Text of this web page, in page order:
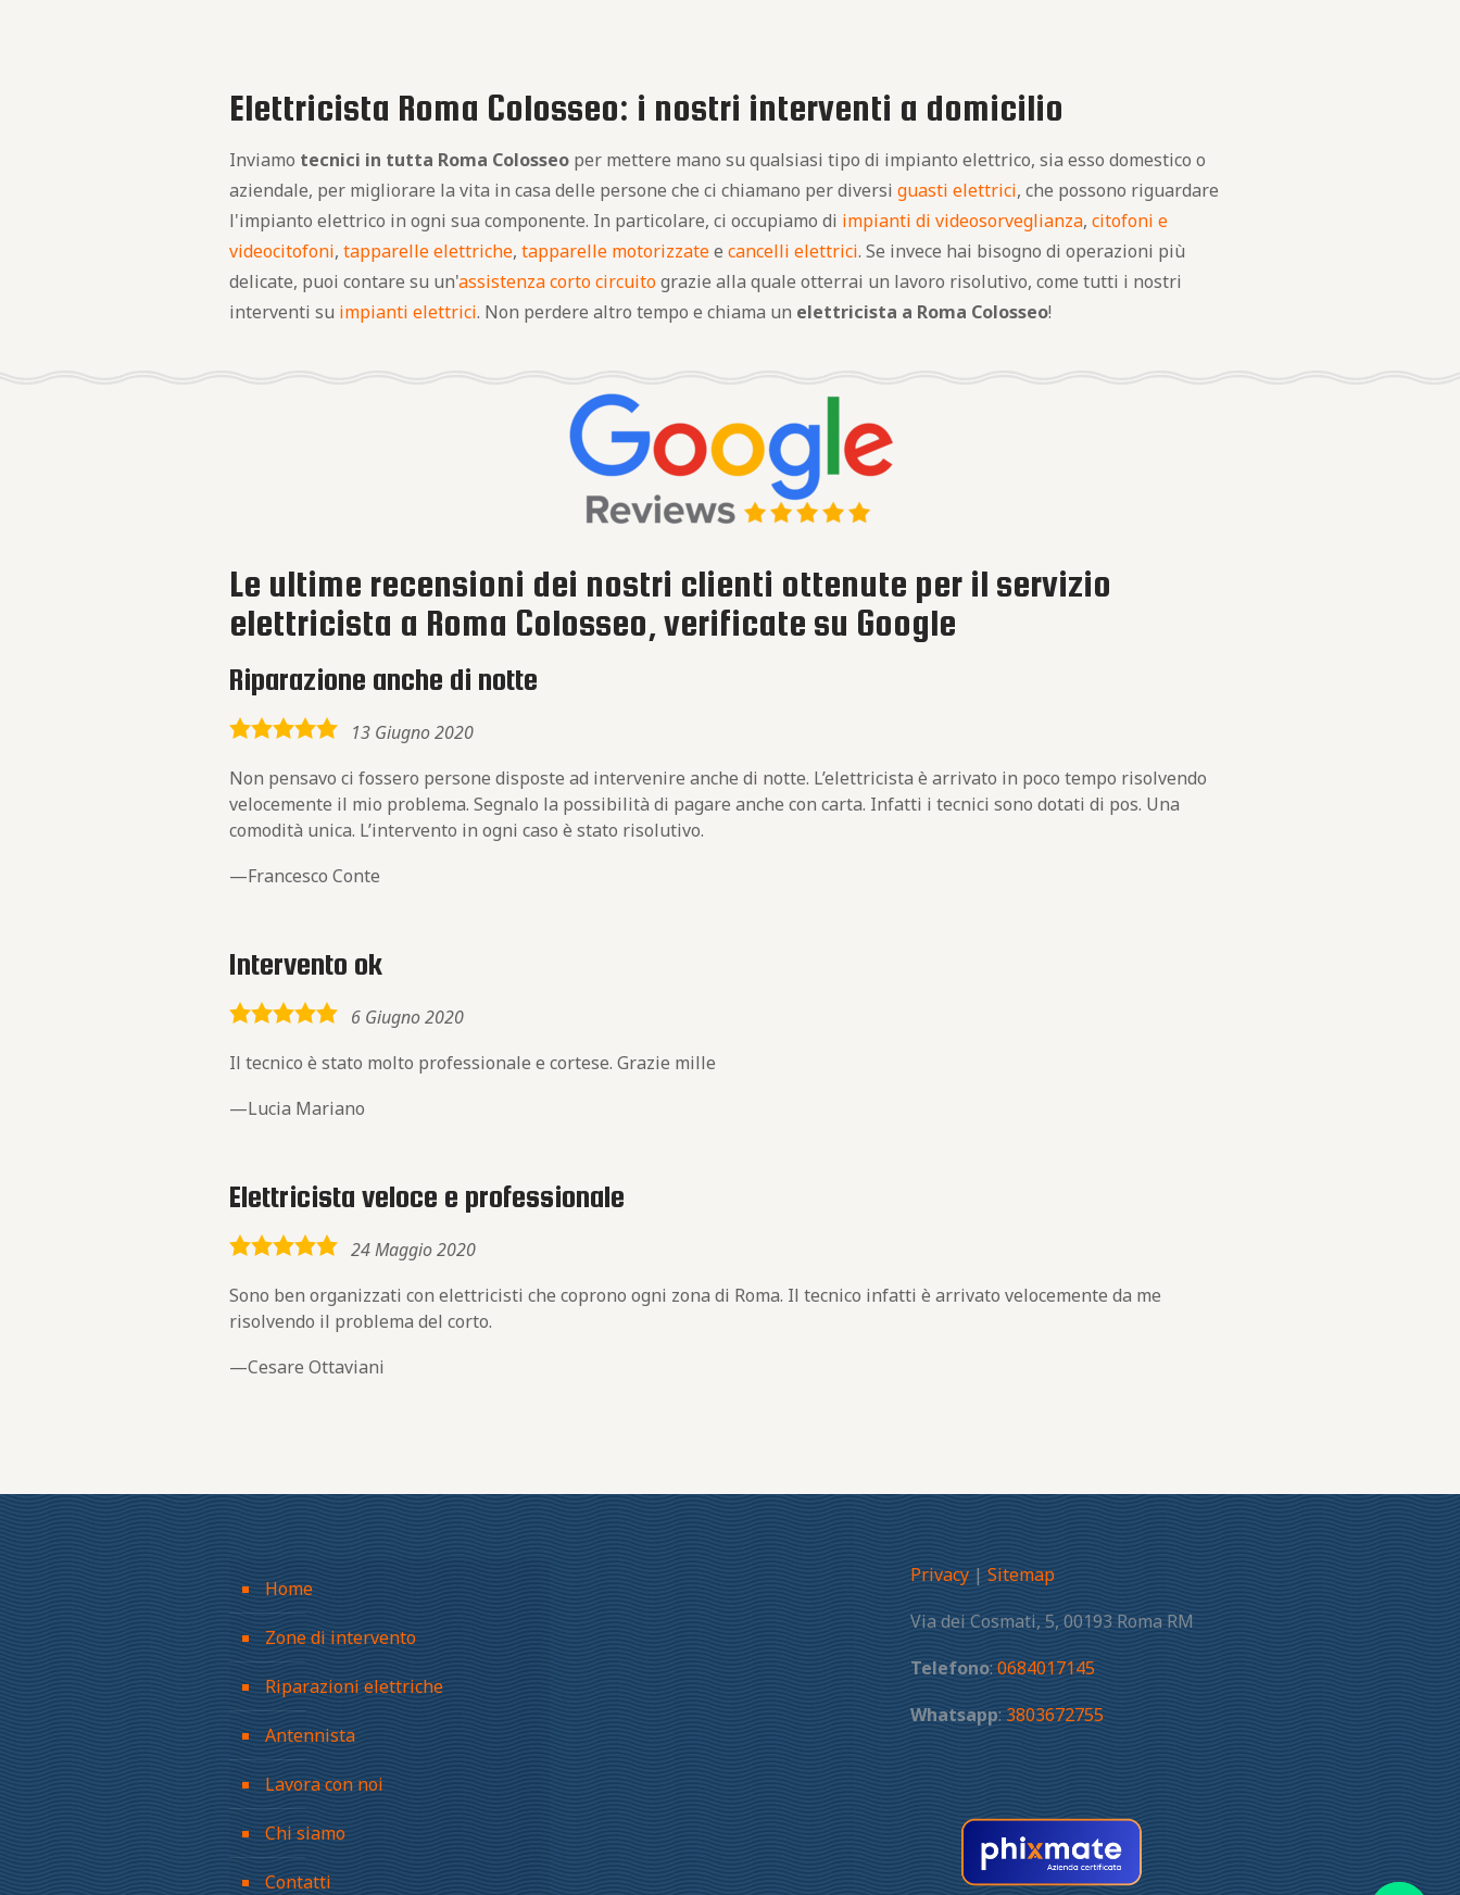
Elettricista Roma Colosseo: i nostri interventi a domicilio
Inviamo tecnici in tutta Roma Colosseo per mettere mano su qualsiasi tipo di impianto elettrico, sia esso domestico o
aziendale, per migliorare la vita in casa delle persone che ci chiamano per diversiguasti elettrici, che possono riguardare
l'impianto elettrico in ogni sua componente. In particolare, ci occupiamo di impianti di videosorveglianza,citofoni e
videocitofoni,tapparelle elettriche,tapparelle motorizzateecancelli elettrici. Se invece hai bisogno di operazioni più
delicate, puoi contare su un'assistenza corto circuitograzie alla quale otterrai un lavoro risolutivo, come tutti i nostri
interventi su impianti elettrici. Non perdere altro tempo e chiama un elettricista a Roma Colosseo!
Le ultime recensioni dei nostri clienti ottenute per il servizio
elettricista a Roma Colosseo, verificate su Google
Riparazione anche di notte
5,0
13 Giugno 2020
Non pensavo ci fossero persone disposte ad intervenire anche di notte. L’elettricista è arrivato in poco tempo risolvendo
velocemente il mio problema. Segnalo la possibilità di pagare anche con carta. Infatti i tecnici sono dotati di pos. Una
comodità unica. L’intervento in ogni caso è stato risolutivo.
Francesco Conte
Intervento ok
5,0
6 Giugno 2020
Il tecnico è stato molto professionale e cortese. Grazie mille
Lucia Mariano
Elettricista veloce e professionale
5,0
24 Maggio 2020
Sono ben organizzati con elettricisti che coprono ogni zona di Roma. Il tecnico infatti è arrivato velocemente da me
risolvendo il problema del corto.
Cesare Ottaviani
Home
Zone di intervento
Riparazioni elettriche
Antennista
Lavora con noi
Chi siamo
Contatti
Privacy| Sitemap
Via dei Cosmati, 5, 00193 Roma RM
Telefono: 0684017145
Whatsapp: 3803672755